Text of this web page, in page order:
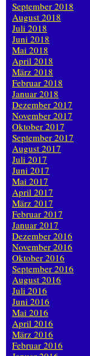
September 2018
August 2018
Juli 2018
Juni 2018
Mai 2018
April 2018
März 2018
Februar 2018
Januar 2018
Dezember 2017
November 2017
Oktober 2017
September 2017
August 2017
Juli 2017
Juni 2017
Mai 2017
April 2017
März 2017
Februar 2017
Januar 2017
Dezember 2016
November 2016
Oktober 2016
September 2016
August 2016
Juli 2016
Juni 2016
Mai 2016
April 2016
März 2016
Februar 2016